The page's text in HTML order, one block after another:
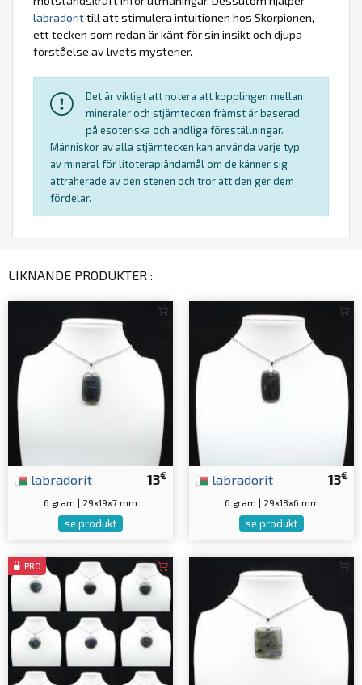
labradorittill att stimulera intuitionen hos Skorpionen,
ett tecken som redan är känt för sin insikt och djupa
förståelse av livets mysterier.
Det är viktigt att notera att kopplingen mellan
mineraler och stjärntecken främst är baserad
på esoteriska och andliga föreställningar.
Människor av alla stjärntecken kan använda varje typ
av mineral för litoterapiändamål om de känner sig
attraherade av den stenen och tror att den ger dem
fördelar.
LIKNANDE PRODUKTER :
13€
labradorit
6 gram | 29x19x7 mm
se produkt
13€
labradorit
6 gram | 29x18x6 mm
se produkt
PRO